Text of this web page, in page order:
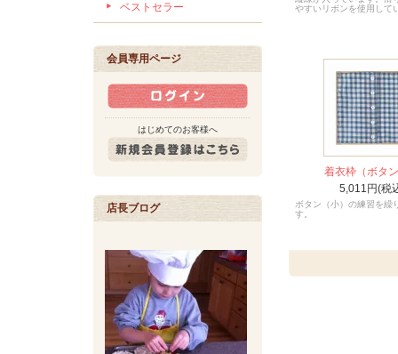
ベストセラー
会員専用ページ
はじめてのお客様へ
店長ブログ
やすいリボンを使用して
着衣枠（ボタ
5,011円(税
ボタン（小）の練習を繰
す。